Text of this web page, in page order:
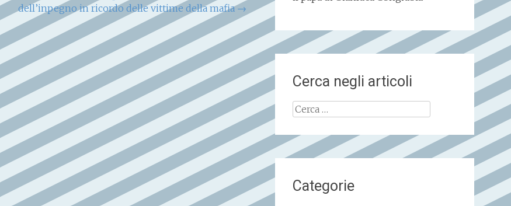
dell’inpegno in ricordo delle vittime della mafia→
Cerca negli articoli
Ricerca
Categorie